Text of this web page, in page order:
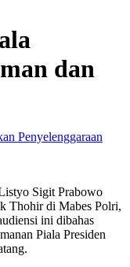
dan
Sigit Prabowo
Thohir di Mabes Polri,
ini dibahas
Piala Presiden